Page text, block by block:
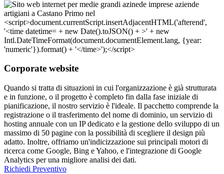
Corporate website
Quando si tratta di situazioni in cui l'organizzazione è già strutturata
e in funzione, o il progetto è completo fin dalla fase iniziale di
pianificazione, il nostro servizio è l'ideale. Il pacchetto comprende la
registrazione o il trasferimento del nome di dominio, un servizio di
hosting annuale con un IP dedicato e la gestione dello sviluppo di un
massimo di 50 pagine con la possibilità di scegliere il design più
adatto. Inoltre, offriamo un'indicizzazione sui principali motori di
ricerca come Google, Bing e Yahoo, e l'integrazione di Google
Analytics per una migliore analisi dei dati.
Richiedi Preventivo